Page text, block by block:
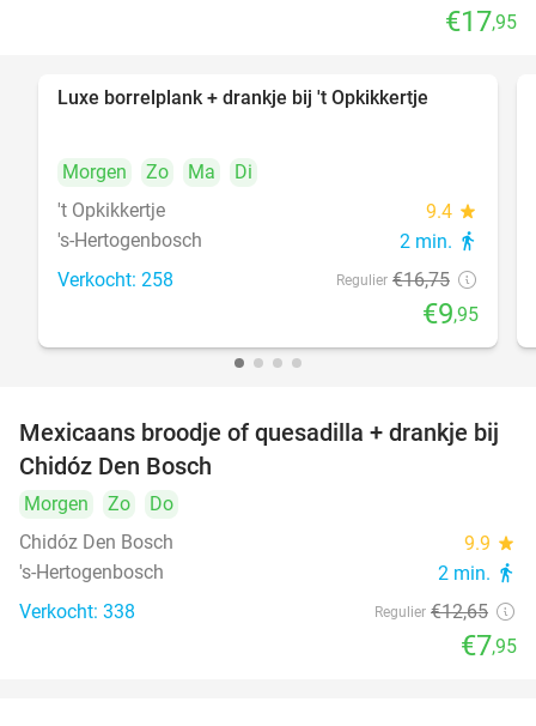
€17,95
Luxe borrelplank + drankje bij 't Opkikkertje
Morgen Zo Ma
Di
't Opkikkertje
9.4 star
's-Hertogenbosch 2 min. directions_walk
Verkocht: 258 Regulier €16,75
€9,95
37%
Mexicaans broodje of quesadilla + drankje bij
Chidóz Den Bosch
Morgen Zo
Do
Chidóz Den Bosch
9.9 star
's-Hertogenbosch 2 min. directions_walk
Verkocht: 338 Regulier €12,65
€7,95